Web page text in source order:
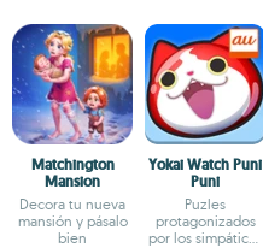
Matchington
Mansion
Decora tu nueva
mansión y pásalo
bien
Yokai Watch Puni
Puni
Puzles
protagonizados
por los simpáticos